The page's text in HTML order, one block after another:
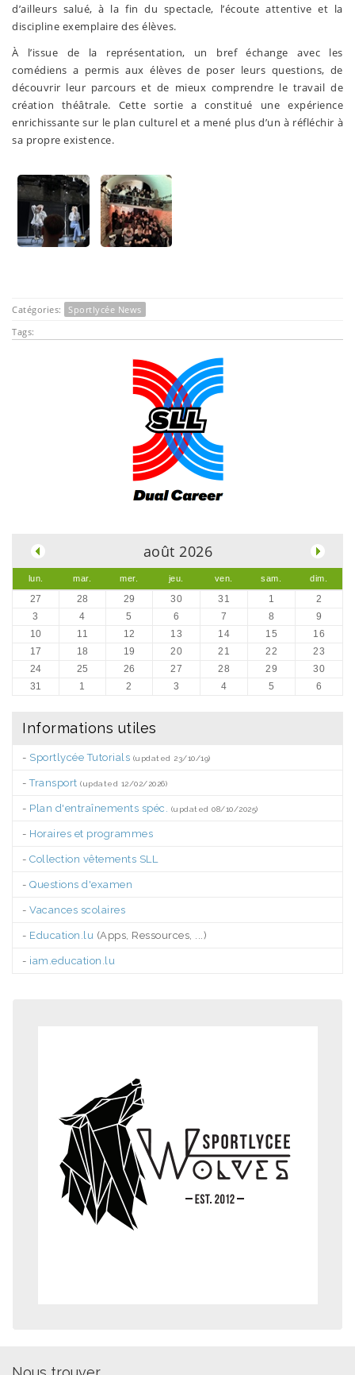
d’ailleurs salué, à la fin du spectacle, l’écoute attentive et la
discipline exemplaire des élèves.
À l’issue de la représentation, un bref échange avec les
comédiens a permis aux élèves de poser leurs questions, de
découvrir leur parcours et de mieux comprendre le travail de
création théâtrale. Cette sortie a constitué une expérience
enrichissante sur le plan culturel et a mené plus d’un à réfléchir à
sa propre existence.
Catégories:
Sportlycée News
Tags:
août 2026
lun. mar. mer. jeu. ven. sam. dim.
27 28 29 30 31 1
2
3
4 5 6 7 8
9
10
11 12 13 14 15
16
17
18 19 20 21 22
23
24
25 26 27 28 29
30
31
1 2 3 4 5 6
Informations utiles
- Sportlycée Tutorials (updated 23/10/19)
-Transport (updated 12/02/2026)
- Plan d'entraînements spéc. (updated 08/10/2025)
- Horaires et programmes
- Collection vêtements SLL
- Questions d'examen
- Vacances scolaires
- Education.lu (Apps, Ressources, ...)
- iam.education.lu